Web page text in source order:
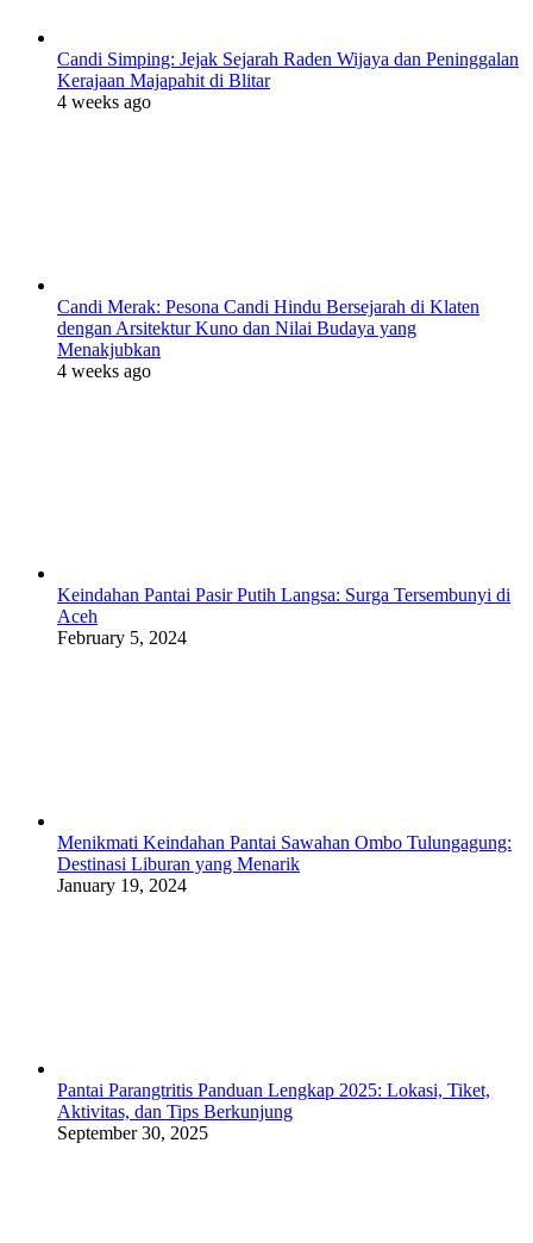
Candi Simping: Jejak Sejarah Raden Wijaya dan Peninggalan
Kerajaan Majapahit di Blitar
4 weeks ago
Candi Merak: Pesona Candi Hindu Bersejarah di Klaten
dengan Arsitektur Kuno dan Nilai Budaya yang
Menakjubkan
4 weeks ago
Keindahan Pantai Pasir Putih Langsa: Surga Tersembunyi di
Aceh
February 5, 2024
Menikmati Keindahan Pantai Sawahan Ombo Tulungagung:
Destinasi Liburan yang Menarik
January 19, 2024
Pantai Parangtritis Panduan Lengkap 2025: Lokasi, Tiket,
Aktivitas, dan Tips Berkunjung
September 30, 2025